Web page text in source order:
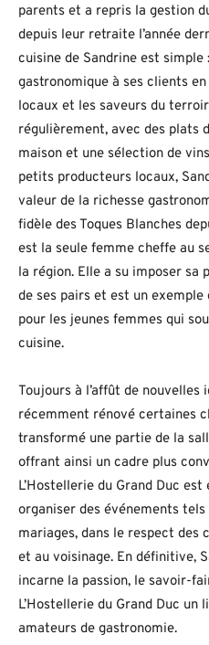
parents et a repris la gestion
depuis leur retraite l’année
cuisine de Sandrine est
gastronomique à ses clients
locaux et les saveurs du
régulièrement, avec des plats
maison et une sélection de
petits producteurs locaux,
valeur de la richesse
fidèle des Toques Blanches
est la seule femme cheffe au
la région. Elle a su imposer sa
de ses pairs et est un exemple
pour les jeunes femmes qui
cuisine.
Toujours à l’affût de nouvelles
récemment rénové certaines
transformé une partie de la
offrant ainsi un cadre plus
L’Hostellerie du Grand Duc
organiser des événements
mariages, dans le respect des
et au voisinage. En définitive,
incarne la passion, le savoir-
L’Hostellerie du Grand Duc
amateurs de gastronomie.